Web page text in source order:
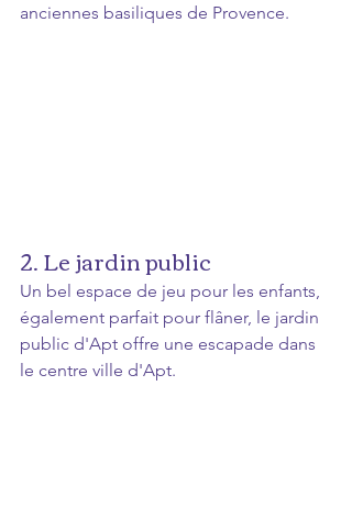
anciennes basiliques de Provence.
2. Le jardin public
Un bel espace de jeu pour les enfants,
également parfait pour flâner, le jardin
public d'Apt offre une escapade dans
le centre ville d'Apt.